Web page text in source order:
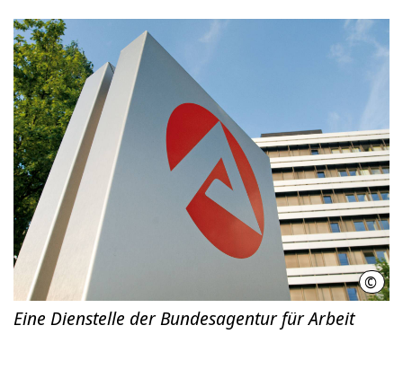
©
Eine Dienstelle der Bundesagentur für Arbeit